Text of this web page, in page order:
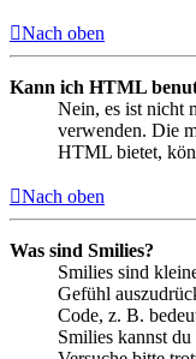
Nach oben
Kann ich HTML
Nein, es ist nicht
verwenden. Die
HTML bietet,
Nach oben
Was sind Smilies?
Smilies sind
Gefühl
Code, z. B.
Smilies kannst du